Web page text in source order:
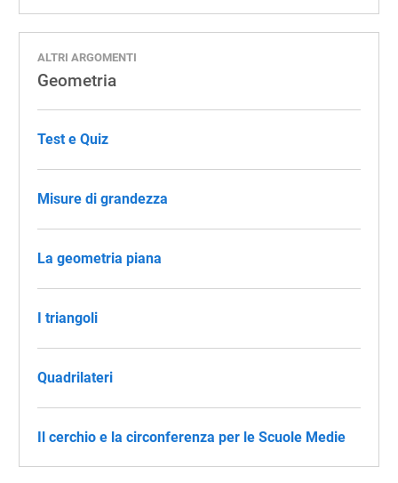
ALTRI ARGOMENTI
Geometria
Test e Quiz
Misure di grandezza
La geometria piana
I triangoli
Quadrilateri
Il cerchio e la circonferenza per le Scuole Medie